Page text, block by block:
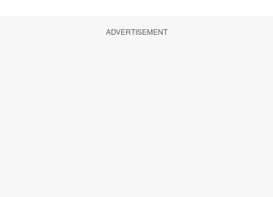
ADVERTISEMENT